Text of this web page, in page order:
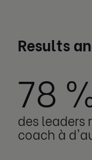
Results
78
des
coach à